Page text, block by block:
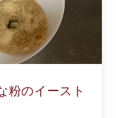
粉のイースト